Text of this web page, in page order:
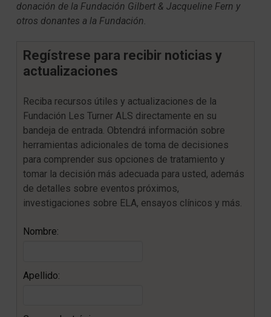
donación de la Fundación Gilbert & Jacqueline Fern y
otros donantes a la Fundación.
Regístrese para recibir noticias y
actualizaciones
Reciba recursos útiles y actualizaciones de la
Fundación Les Turner ALS directamente en su
bandeja de entrada. Obtendrá información sobre
herramientas adicionales de toma de decisiones
para comprender sus opciones de tratamiento y
tomar la decisión más adecuada para usted, además
de detalles sobre eventos próximos,
investigaciones sobre ELA, ensayos clínicos y más.
Nombre:
Apellido: